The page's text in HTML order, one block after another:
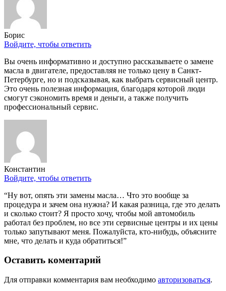
Борис
Войдите, чтобы ответить
Вы очень информативно и доступно рассказываете о замене
масла в двигателе, предоставляя не только цену в Санкт-
Петербурге, но и подсказывая, как выбрать сервисный центр.
Это очень полезная информация, благодаря которой люди
смогут сэкономить время и деньги, а также получить
профессиональный сервис.
Константин
Войдите, чтобы ответить
“Ну вот, опять эти замены масла… Что это вообще за
процедура и зачем она нужна? И какая разница, где это делать
и сколько стоит? Я просто хочу, чтобы мой автомобиль
работал без проблем, но все эти сервисные центры и их цены
только запутывают меня. Пожалуйста, кто-нибудь, объясните
мне, что делать и куда обратиться!”
Оставить коментарий
Для отправки комментария вам необходимо авторизоваться.